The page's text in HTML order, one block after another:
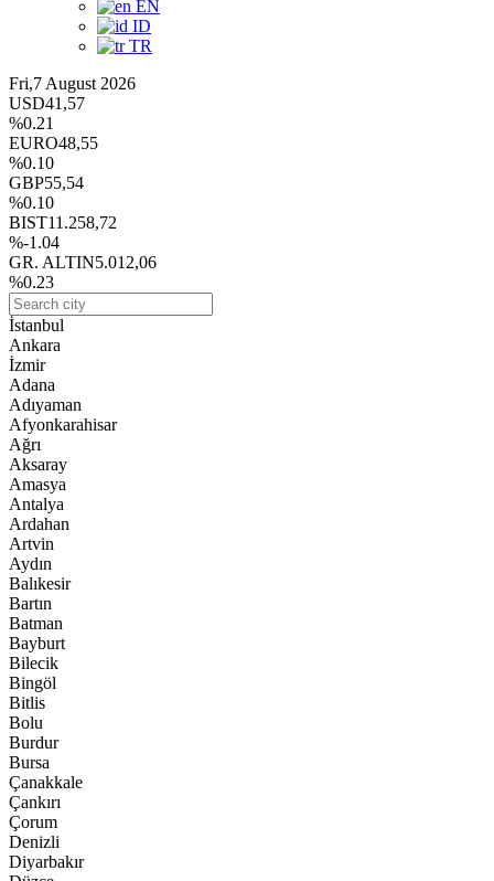
EN
ID
TR
Fri,7 August 2026
USD41,57
%0.21
EURO48,55
%0.10
GBP55,54
%0.10
BIST11.258,72
%-1.04
GR. ALTIN5.012,06
%0.23
İstanbul
Ankara
İzmir
Adana
Adıyaman
Afyonkarahisar
Ağrı
Aksaray
Amasya
Antalya
Ardahan
Artvin
Aydın
Balıkesir
Bartın
Batman
Bayburt
Bilecik
Bingöl
Bitlis
Bolu
Burdur
Bursa
Çanakkale
Çankırı
Çorum
Denizli
Diyarbakır